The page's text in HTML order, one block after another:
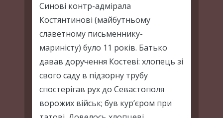
Синові контр-адмірала
Костянтинові (майбутньому
славетному письменнику-
мариністу) було 11 років. Батько
давав доручення Костеві: хлопець зі
свого саду в підзорну трубу
спостерігав рух до Севастополя
ворожих військ; був кур’єром при